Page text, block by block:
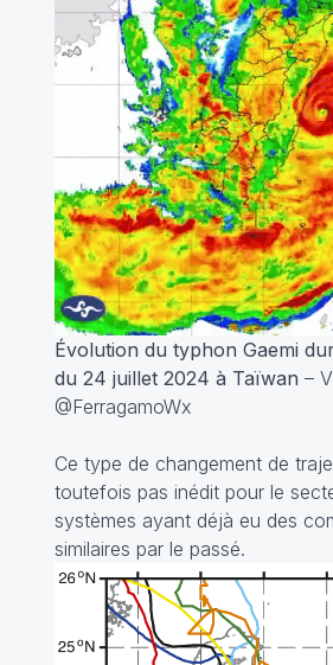
Évolution du typhon Gaemi
du 24 juillet 2024 à Taïwan –
@FerragamoWx
Ce type de changement de
toutefois pas inédit pour le
systèmes ayant déjà eu des
similaires par le passé.